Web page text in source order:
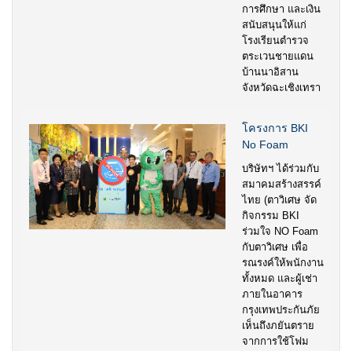
การศึกษา และเงิน
สนับสนุนให้แก่
โรงเรียนตำรวจ
ตระเวนชายแดน
บ้านนาอิสาน
จังหวัดฉะเชิงเทรา
โครงการ BKI
No Foam
บริษัทฯ ได้ร่วมกับ
สมาคมสร้างสรรค์
ไทย (ตาวิเศษ จัด
กิจกรรม BKI
ร่วมใจ NO Foam
กับตาวิเศษ เพื่อ
รณรงค์ให้พนักงาน
ทั้งหมด และผู้เช่า
ภายในอาคาร
กรุงเทพประกันภัย
เห็นถึงภยันตราย
จากการใช้โฟม